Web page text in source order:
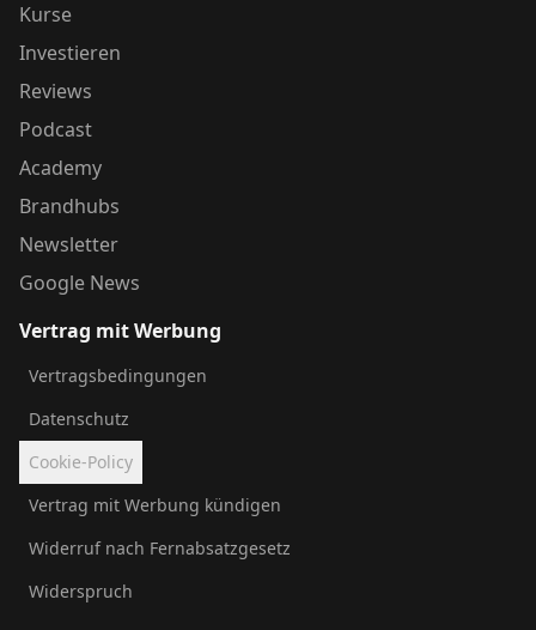
Kurse
Investieren
Reviews
Podcast
Academy
Brandhubs
Newsletter
Google News
Vertrag mit Werbung
Vertragsbedingungen
Datenschutz
Cookie-Policy
Vertrag mit Werbung kündigen
Widerruf nach Fernabsatzgesetz
Widerspruch